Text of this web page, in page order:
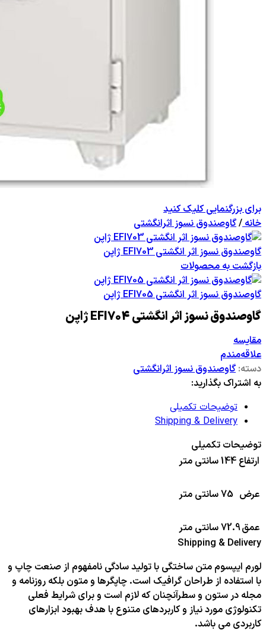
برای بزرگنمایی کلیک کنید
خانه/گاوصندوق نسوز اثرانگشتی
گاوصندوق نسوز اثر انگشتی EFI703 ژاپن
بازگشت به محصولات
گاوصندوق نسوز اثر انگشتی EFI705 ژاپن
گاوصندوق نسوز اثر انگشتی EFI704 ژاپن
مقایسه
علاقه‌مندم
دسته: گاوصندوق نسوز اثرانگشتی
به اشتراک بگذارید:
توضیحات تکمیلی
Shipping & Delivery
توضیحات تکمیلی
ارتفاع 144 سانتی متر
عرض 75 سانتی متر
عمق72.9 سانتی متر
Shipping & Delivery
لورم ایپسوم متن ساختگی با تولید سادگی نامفهوم از صنعت چاپ و
با استفاده از طراحان گرافیک است. چاپگرها و متون بلکه روزنامه و
مجله در ستون و سطرآنچنان که لازم است و برای شرایط فعلی
تکنولوژی مورد نیاز و کاربردهای متنوع با هدف بهبود ابزارهای
کاربردی می باشد.